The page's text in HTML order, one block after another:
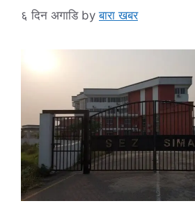
६ दिन अगाडि byबारा खबर